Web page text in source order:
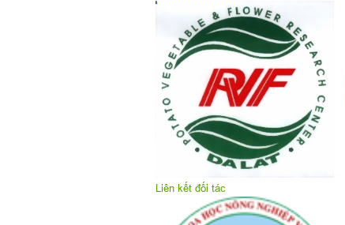
Liên kết đối tác